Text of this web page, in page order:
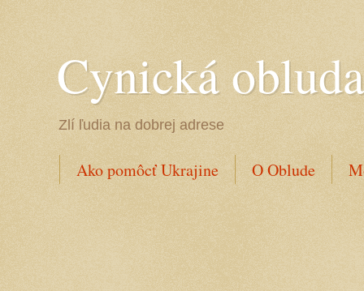
Cynická obluda
Zlí ľudia na dobrej adrese
Ako pomôcť Ukrajine O Oblude